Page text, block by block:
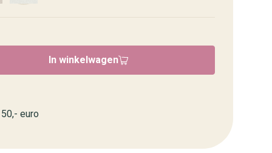
In winkelwagen
euro